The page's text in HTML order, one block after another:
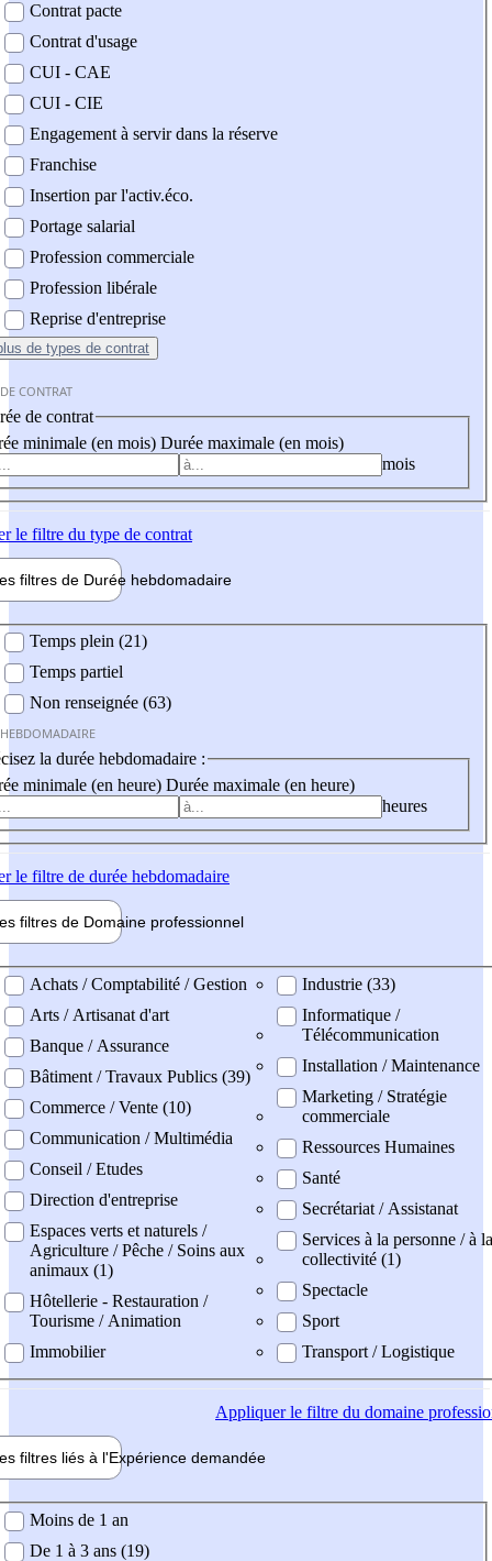
Contrat pacte
Contrat d'usage
CUI - CAE
CUI - CIE
Engagement à servir dans la réserve
Franchise
Insertion par l'activ.éco.
Portage salarial
Profession commerciale
Profession libérale
Reprise d'entreprise
de types de contrat
CONTRAT
de contrat
minimale (en mois) Durée maximale (en mois)
mois
le filtre du type de contrat
filtres de Durée hebdomadaire
Temps plein (21)
Temps partiel
Non renseignée (63)
la durée hebdomadaire :
minimale (en heure) Durée maximale (en heure)
heures
le filtre de durée hebdomadaire
filtres de Domaine professionnel
professionel
Achats / Comptabilité / Gestion
Arts / Artisanat d'art
Banque / Assurance
Bâtiment / Travaux Publics (39)
Commerce / Vente (10)
Communication / Multimédia
Conseil / Etudes
Direction d'entreprise
Espaces verts et naturels /
Agriculture / Pêche / Soins aux
animaux (1)
Hôtellerie - Restauration /
Tourisme / Animation
Immobilier
Industrie (33)
Informatique /
Télécommunication
Installation / Maintenance
Marketing / Stratégie
commerciale
Ressources Humaines
Santé
Secrétariat / Assistanat
Services à la personne / à la
collectivité (1)
Spectacle
Sport
Transport / Logistique
Appliquerle filtre du domaine
filtres liés à l'Expérience demandée
demandée
Moins de 1 an
De 1 à 3 ans (19)